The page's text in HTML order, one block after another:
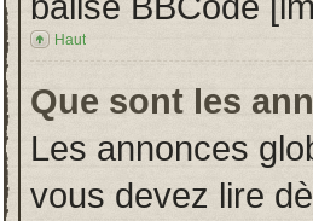
Haut
Que sont les
Les annonces
vous devez lire